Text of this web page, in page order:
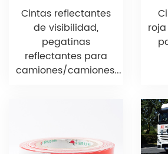
Cintas reflectantes
de visibilidad,
pegatinas
reflectantes para
camiones/camiones...